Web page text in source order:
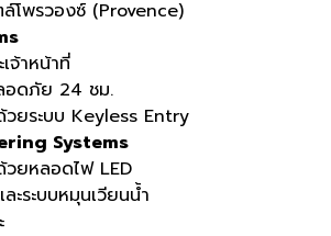
โพรวองซ์ (Provence)
จ้าหน้าที่
อดภัย 24 ชม.
วยระบบ Keyless Entry
Systems
ยหลอดไฟ LED
ระบบหมุนเวียนน้ำ